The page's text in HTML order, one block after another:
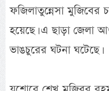
ফজিলাতুন্নেসা মুজিবের
হয়েছে। এ ছাড়া জেলা
ভাঙচুরের ঘটনা ঘটেছে।